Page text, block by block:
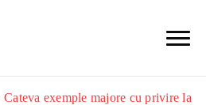
Cateva exemple majore cu privire la